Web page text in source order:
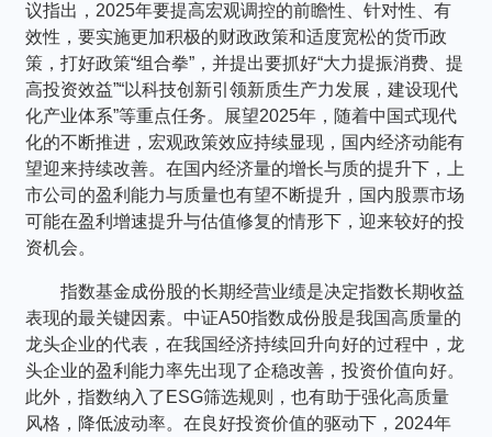
个人养老金
投资顾问
关于我们
我的账户
客服中心
English
议指出，2025年要提高宏观调控的前瞻性、针对性、有
效性，要实施更加积极的财政政策和适度宽松的货币政
策，打好政策“组合拳”，并提出要抓好“大力提振消费、提
高投资效益”“以科技创新引领新质生产力发展，建设现代
化产业体系”等重点任务。展望2025年，随着中国式现代
化的不断推进，宏观政策效应持续显现，国内经济动能有
望迎来持续改善。在国内经济量的增长与质的提升下，上
市公司的盈利能力与质量也有望不断提升，国内股票市场
可能在盈利增速提升与估值修复的情形下，迎来较好的投
资机会。
指数基金成份股的长期经营业绩是决定指数长期收益
表现的最关键因素。中证A50指数成份股是我国高质量的
龙头企业的代表，在我国经济持续回升向好的过程中，龙
头企业的盈利能力率先出现了企稳改善，投资价值向好。
此外，指数纳入了ESG筛选规则，也有助于强化高质量
风格，降低波动率。在良好投资价值的驱动下，2024年